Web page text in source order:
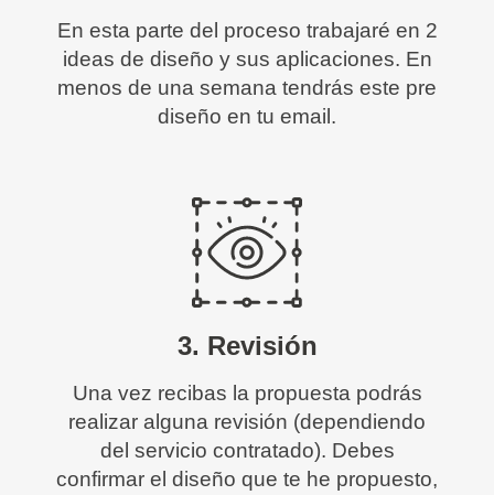
En esta parte del proceso trabajaré en 2
ideas de diseño y sus aplicaciones. En
menos de una semana tendrás este pre
diseño en tu email.
3. Revisión
Una vez recibas la propuesta podrás
realizar alguna revisión (dependiendo
del servicio contratado). Debes
confirmar el diseño que te he propuesto,